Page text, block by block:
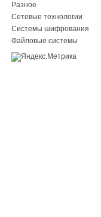
Разное
Сетевые технологии
Системы шифрования
Файловые системы